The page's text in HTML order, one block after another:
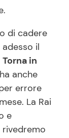
di cadere
il
Torna in
anche
errore
La Rai
e